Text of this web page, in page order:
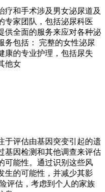
疗和手术涉及男女泌尿道及
专家团队，包括泌尿科医
供全面的服务来应对各种泌
务包括： 完整的女性泌尿
康的专业护理，包括尿失
他女
于评估由基因突变引起的遗
基因检测和其他调查来评估
可能性。通过识别这些风
生的可能性，并减少其影
评估，考虑到个人的家族